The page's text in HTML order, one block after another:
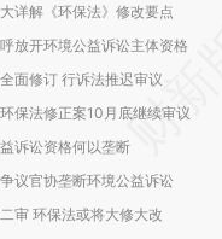
详解《环保法》修改要点
放开环境公益诉讼主体资格
面修订 行诉法推迟审议
保法修正案10月底继续审议
诉讼资格何以垄断
议官协垄断环境公益诉讼
审 环保法或将大修大改